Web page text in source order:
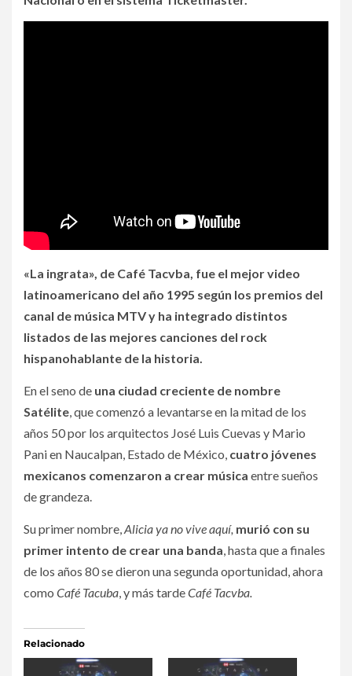
«La ingrata», de Café Tacvba, fue el mejor video
latinoamericano del año 1995 según los premios del
canal de música MTV y ha integrado distintos
listados de las mejores canciones del rock
hispanohablante de la historia.
En el seno de una ciudad creciente de nombre
Satélite, que comenzó a levantarse en la mitad de los
años 50 por los arquitectos José Luis Cuevas y Mario
Pani en Naucalpan, Estado de México, cuatro jóvenes
mexicanos comenzaron a crear música entre sueños
de grandeza.
Su primer nombre,Alicia ya no vive aquí, murió con su
primer intento de crear una banda, hasta que a finales
de los años 80 se dieron una segunda oportunidad, ahora
como Café Tacuba, y más tardeCafé Tacvba.
Relacionado